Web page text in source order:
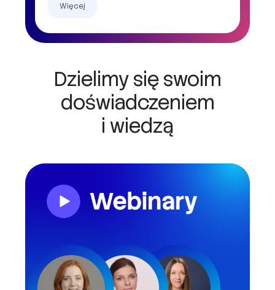
Więcej
Dzielimy się swoim
doświadczeniem
i wiedzą